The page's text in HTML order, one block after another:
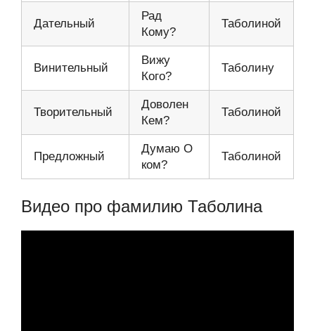
Дательный
Рад
Кому?
Таболиной
Винительный
Вижу
Кого?
Таболину
Творительный
Доволен
Кем?
Таболиной
Предложный
Думаю О
ком?
Таболиной
Видео про фамилию Таболина